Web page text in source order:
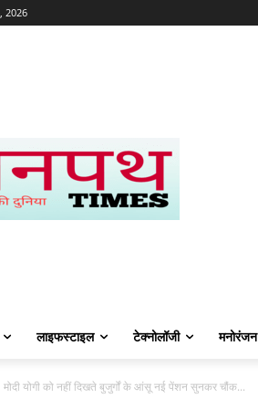
2026
लाइफस्टाइल टेक्नोलॉजी मनोरंजन
मोदी योगी को नहीं दिखते बुजुर्गों के आंसू नई पेंशन सुनकर चौंक...